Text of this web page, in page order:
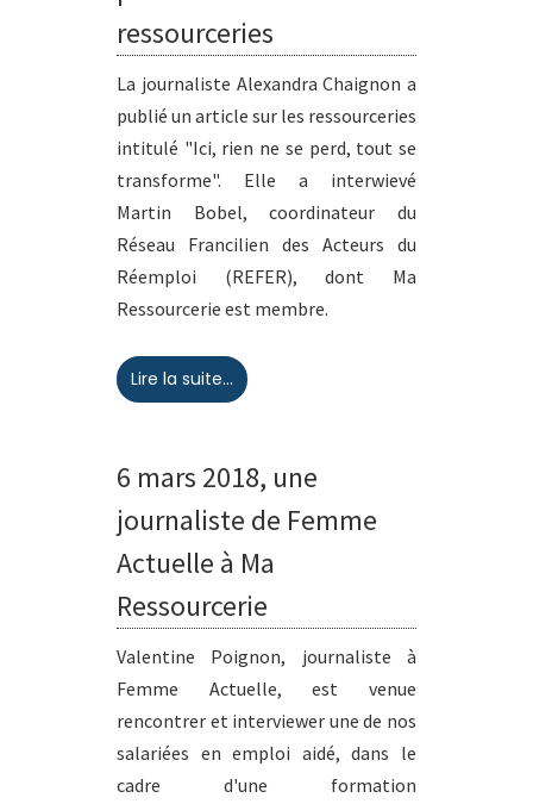
ressourceries
La journaliste Alexandra Chaignon a
publié un article sur les ressourceries
intitulé "Ici, rien ne se perd, tout se
transforme". Elle a interwievé
Martin Bobel, coordinateur du
Réseau Francilien des Acteurs du
Réemploi (REFER), dont Ma
Ressourcerie est membre.
Lire la suite...
6 mars 2018, une
journaliste de Femme
Actuelle à Ma
Ressourcerie
Valentine Poignon, journaliste à
Femme Actuelle, est venue
rencontrer et interviewer une de nos
salariées en emploi aidé, dans le
cadre d'une formation